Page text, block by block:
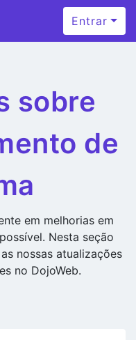
Entrar
sobre
de
em melhorias em
Nesta seção
nossas atualizações
no DojoWeb.